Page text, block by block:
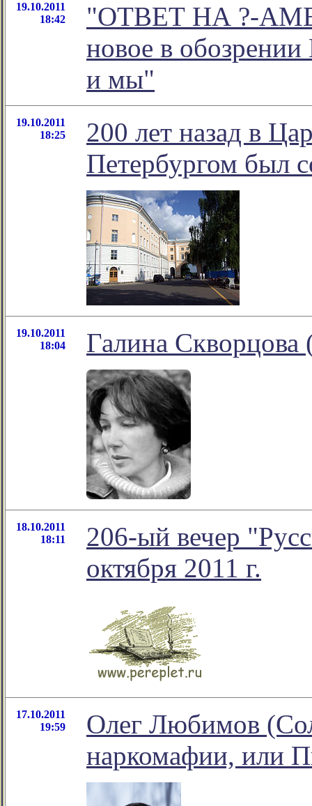
19.10.2011
18:42
"ОТВЕТ НА ?-
новое в
и мы"
19.10.2011
18:25
200 лет назад в
Петербургом был
19.10.2011
18:04
Галина Скворцова
18.10.2011
18:11
206-ый вечер
октября 2011 г.
17.10.2011
19:59
Олег Любимов
наркомафии, или